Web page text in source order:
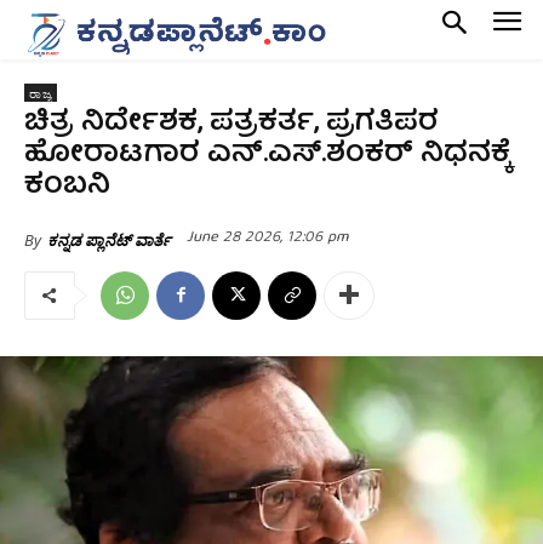
ರಾಜ್ಯ
ಚಿತ್ರ ನಿರ್ದೇಶಕ, ಪತ್ರಕರ್ತ, ಪ್ರಗತಿಪರ
ಹೋರಾಟಗಾರ ಎನ್‌.ಎಸ್.ಶಂಕರ್ ನಿಧನಕ್ಕೆ
ಕಂಬನಿ
By ಕನ್ನಡ ಪ್ಲಾನೆಟ್ ವಾರ್ತೆ June 28 2026, 12:06 pm